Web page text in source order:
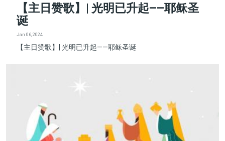
【主日赞歌】| 光明已升起——耶稣圣
诞
Jan 06, 2024
【主日赞歌】| 光明已升起——耶稣圣诞